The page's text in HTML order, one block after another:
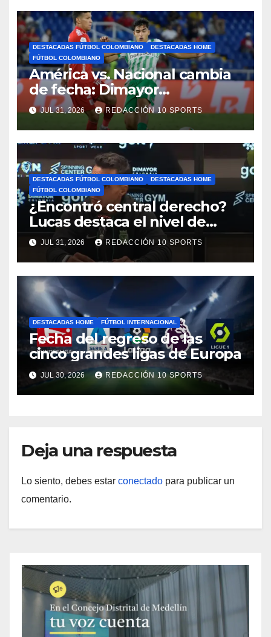
DESTACADAS FÚTBOL COLOMBIANO
DESTACADAS HOME
FÚTBOL COLOMBIANO
América vs. Nacional cambia
de fecha: Dimayor
reprogramó el clásico por
motivos de seguridad
JUL 31, 2026 REDACCIÓN 10 SPORTS
DESTACADAS FÚTBOL COLOMBIANO
DESTACADAS HOME
FÚTBOL COLOMBIANO
¿Encontró central derecho?
Lucas destaca el nivel de
Néider Parra
JUL 31, 2026 REDACCIÓN 10 SPORTS
DESTACADAS HOME FÚTBOL INTERNACIONAL
Fecha del regreso de las
cinco grandes ligas de Europa
JUL 30, 2026 REDACCIÓN 10 SPORTS
Deja una respuesta
Lo siento, debes estar conectado para publicar un
comentario.